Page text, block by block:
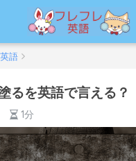
語
るを英語で言える？
1分